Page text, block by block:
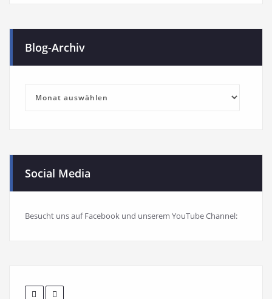
Blog-Archiv
Archiv
Social Media
Besucht uns auf Facebook und unserem YouTube Channel: